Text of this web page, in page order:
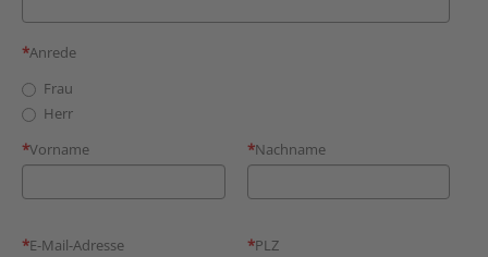
Anrede
Frau
Herr
Vorname
Nachname
E-Mail-Adresse PLZ